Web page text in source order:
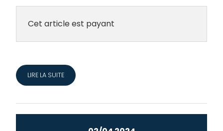
Cet article est payant
LIRE LA SUITE